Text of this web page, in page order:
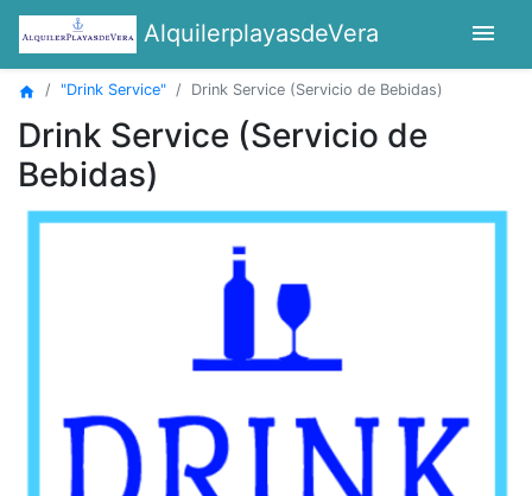
AlquilerplayasdeVera menu
home "Drink Service" Drink Service (Servicio de Bebidas)
Drink Service (Servicio de
Bebidas)
Previous